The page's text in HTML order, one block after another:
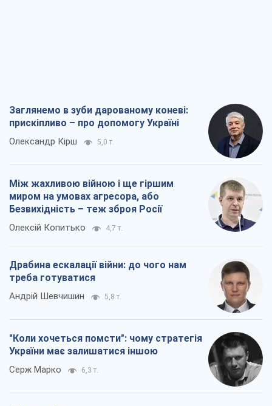
Заглянемо в зуби дарованому коневі:
прискіпливо – про допомогу Україні
Олександр Кірш 5,0 т.
Між жахливою війною і ще гіршим
миром на умовах агресора, або
Безвихідність – теж зброя Росії
Олексій Копитько 4,7 т.
Драбина ескалації війни: до чого нам
треба готуватися
Андрій Шевчишин 5,8 т.
"Коли хочеться помсти": чому стратегія
України має залишатися іншою
Серж Марко 6,3 т.